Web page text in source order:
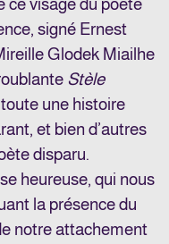
ce visage du poète
signé Ernest
Glodek Miailhe
Stèle
une histoire
et bien d’autres
disparu.
heureuse, qui nous
la présence du
notre attachement